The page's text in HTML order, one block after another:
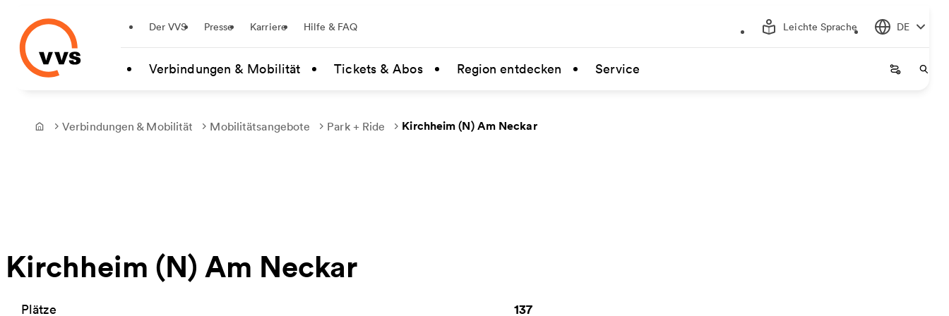
Zum Hauptinhalt springen
Der VVS Presse Karriere Hilfe & FAQ Leichte Sprache DE
Verbindungen & Mobilität Tickets & Abos Region entdecken Service Startseite
Frontpage
Verbindungen & Mobilität Mobilitätsangebote Park + Ride Kirchheim (N) Am Neckar
Kirchheim (N) Am Neckar
Plätze 137